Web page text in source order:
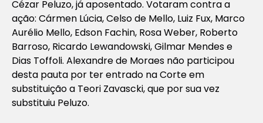
Cézar Peluzo, já aposentado. Votaram contra a
ação: Cármen Lúcia, Celso de Mello, Luiz Fux, Marco
Aurélio Mello, Edson Fachin, Rosa Weber, Roberto
Barroso, Ricardo Lewandowski, Gilmar Mendes e
Dias Toffoli. Alexandre de Moraes não participou
desta pauta por ter entrado na Corte em
substituição a Teori Zavascki, que por sua vez
substituiu Peluzo.